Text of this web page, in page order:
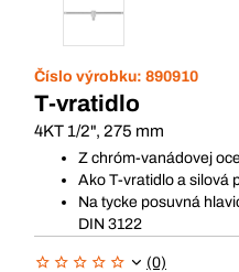
Číslo výrobku: 890910
T-vratidlo
4KT 1/2", 275 mm
Z chróm-vanádovej
Ako T-vratidlo a silová
Na tycke posuvná
DIN 3122
(0)